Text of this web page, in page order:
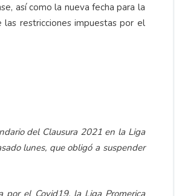
así como la nueva fecha para la
restricciones impuestas por el
del Clausura 2021 en la Liga
lunes, que obligó a suspender